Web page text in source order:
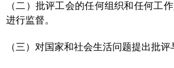
（二）批评工会的任何组织和任何工
进行监督。
（三）对国家和社会生活问题提出批